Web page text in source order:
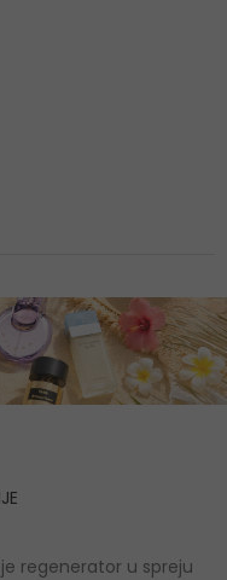
je regenerator u spreju